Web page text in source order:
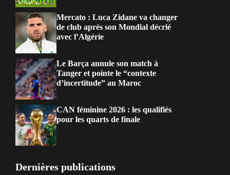
Mercato : Luca Zidane va changer
de club après son Mondial décrié
avec l’Algérie
Le Barça annule son match à
Tanger et pointe le “contexte
d’incertitude” au Maroc
CAN féminine 2026 : les qualifiés
pour les quarts de finale
Dernières publications